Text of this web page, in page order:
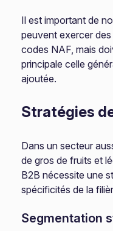
Il est important de
peuvent exercer
codes NAF, mais
principale celle
ajoutée.
Stratégies
Dans un secteur
de gros de fruits et
B2B nécessite une
spécificités de la
Segmentation